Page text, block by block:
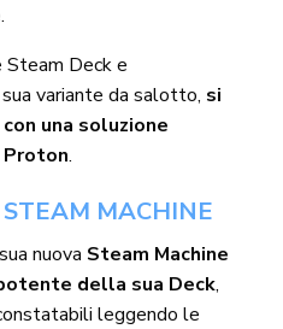
.
Steam Deck e
variante da salotto, si
una soluzione
.
MACHINE
nuova Steam Machine
della sua Deck,
leggendo le